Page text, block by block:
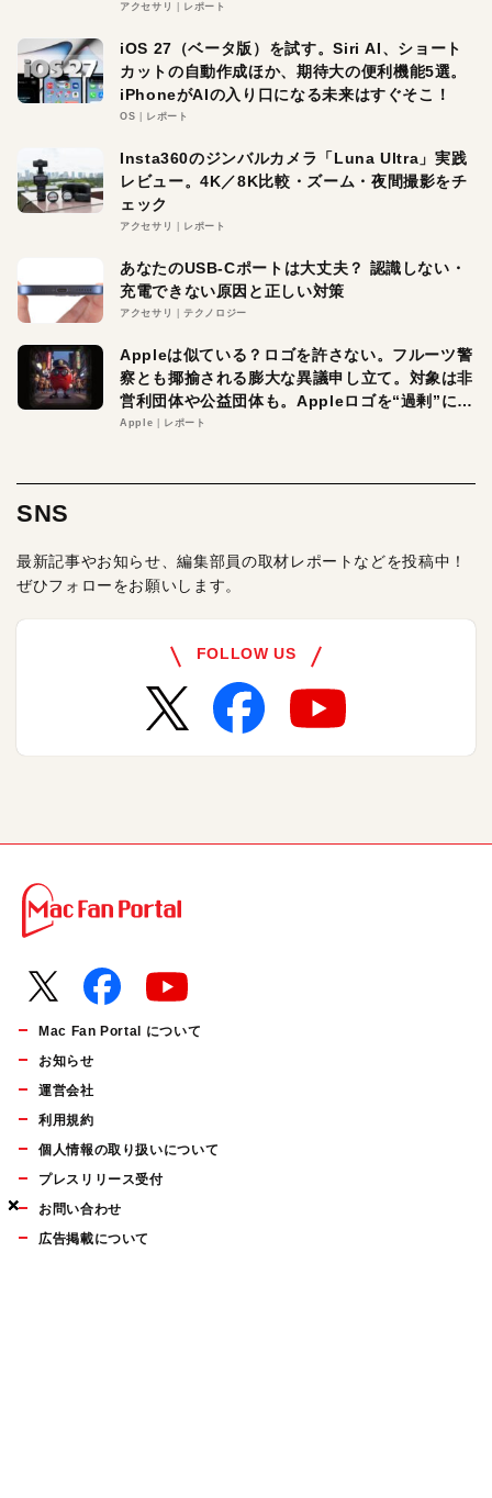
×
×
×
アクセサリ レポート
iOS 27（ベータ版）を試す。Siri AI、ショート
カットの自動作成ほか、期待大の便利機能5選。
iPhoneがAIの入り口になる未来はすぐそこ！
OS レポート
Insta360のジンバルカメラ「Luna Ultra」実践
レビュー。4K／8K比較・ズーム・夜間撮影をチ
ェック
アクセサリ レポート
あなたのUSB-Cポートは大丈夫？ 認識しない・
充電できない原因と正しい対策
アクセサリ テクノロジー
Appleは似ている？ロゴを許さない。フルーツ警
察とも揶揄される膨大な異議申し立て。対象は非
営利団体や公益団体も。Appleロゴを“過剰”に守
る理由とは
Apple レポート
SNS
最新記事やお知らせ、編集部員の取材レポートなどを投稿中！
ぜひフォローをお願いします。
FOLLOW US
Mac Fan Portal について
お知らせ
運営会社
利用規約
個人情報の取り扱いについて
プレスリリース受付
お問い合わせ
広告掲載について